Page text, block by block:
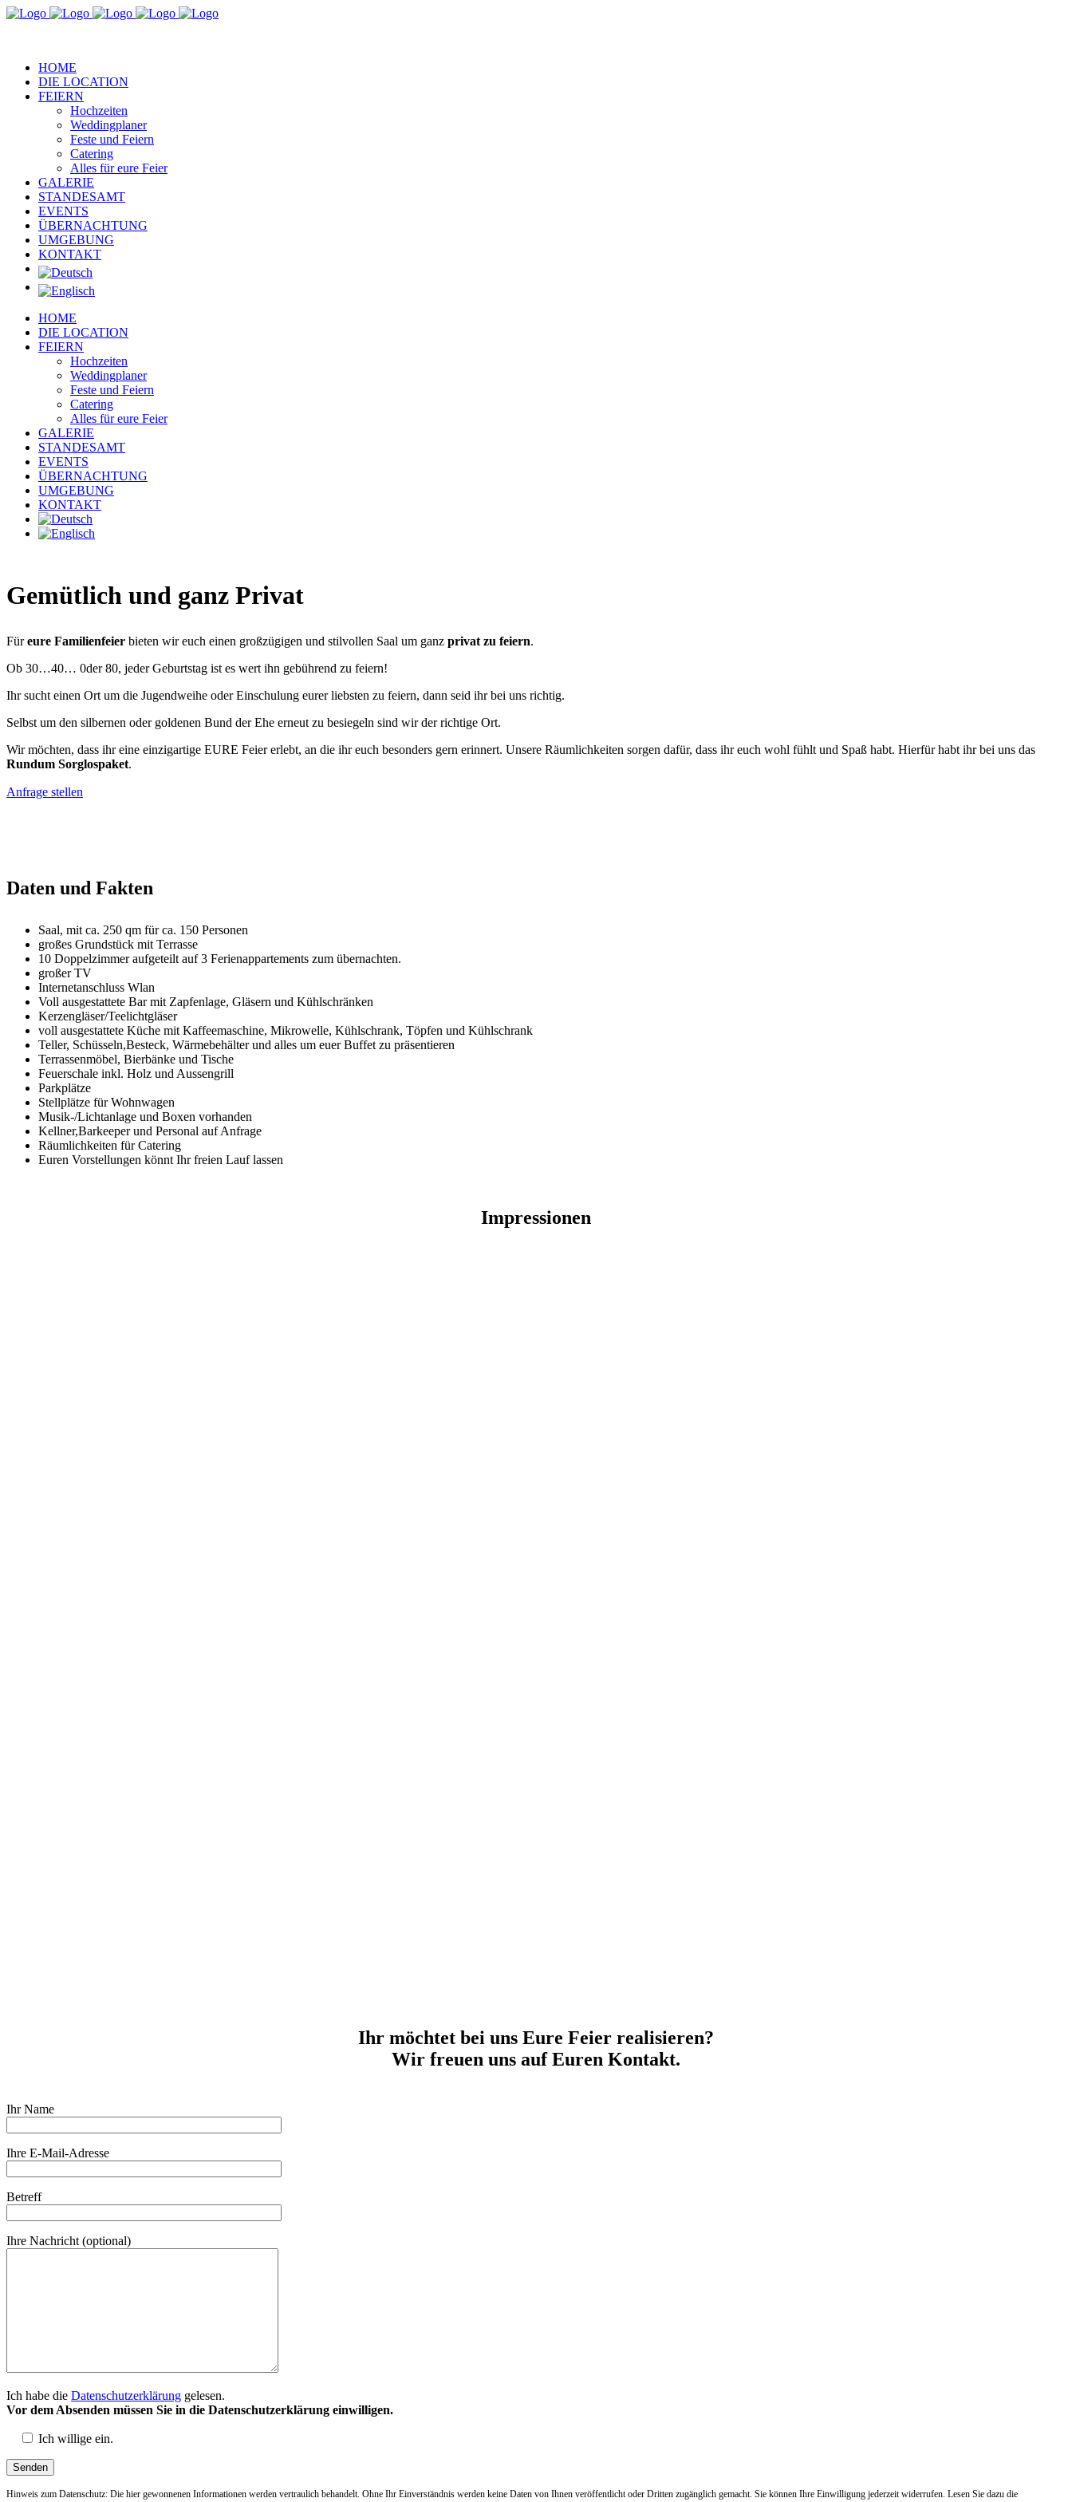
HOME
DIE LOCATION
FEIERN
Hochzeiten
Weddingplaner
Feste und Feiern
Catering
Alles für eure Feier
GALERIE
STANDESAMT
EVENTS
ÜBERNACHTUNG
UMGEBUNG
KONTAKT
HOME
DIE LOCATION
FEIERN
Hochzeiten
Weddingplaner
Feste und Feiern
Catering
Alles für eure Feier
GALERIE
STANDESAMT
EVENTS
ÜBERNACHTUNG
UMGEBUNG
KONTAKT
Gemütlich und ganz Privat
Füreure Familienfeier bieten wir euch einen großzügigen und stilvollen Saal um ganz privat zu feiern.
Ob 30…40… 0der 80, jeder Geburtstag ist es wert ihn gebührend zu feiern!
Ihr sucht einen Ort um die Jugendweihe oder Einschulung eurer liebsten zu feiern, dann seid ihr bei uns richtig.
Selbst um den silbernen oder goldenen Bund der Ehe erneut zu besiegeln sind wir der richtige Ort.
Wir möchten, dass ihr eine einzigartige EURE Feier erlebt, an die ihr euch besonders gern erinnert. Unsere Räumlichkeiten sorgen dafür, dass ihr euch wohl fühlt und Spaß habt. Hierfür habt ihr bei uns das
Rundum Sorglospaket.
Anfrage stellen
Daten und Fakten
Saal, mit ca. 250 qm für ca. 150 Personen
großes Grundstück mit Terrasse
10 Doppelzimmer aufgeteilt auf 3 Ferienappartements zum übernachten.
großer TV
Internetanschluss Wlan
Voll ausgestattete Bar mit Zapfenlage, Gläsern und Kühlschränken
Kerzengläser/Teelichtgläser
voll ausgestattete Küche mit Kaffeemaschine, Mikrowelle, Kühlschrank, Töpfen und Kühlschrank
Teller, Schüsseln,Besteck, Wärmebehälter und alles um euer Buffet zu präsentieren
Terrassenmöbel, Bierbänke und Tische
Feuerschale inkl. Holz und Aussengrill
Parkplätze
Stellplätze für Wohnwagen
Musik-/Lichtanlage und Boxen vorhanden
Kellner,Barkeeper und Personal auf Anfrage
Räumlichkeiten für Catering
Euren Vorstellungen könnt Ihr freien Lauf lassen
Impressionen
Ihr möchtet bei uns Eure Feier realisieren?
Wir freuen uns auf Euren Kontakt.
Ihr Name
Ihre E-Mail-Adresse
Betreff
Ihre Nachricht (optional)
Ich habe die Datenschutzerklärung gelesen.
Vor dem Absenden müssen Sie in die Datenschutzerklärung einwilligen.
Ich willige ein.
Hinweis zum Datenschutz: Die hier gewonnenen Informationen werden vertraulich behandelt. Ohne Ihr Einverständnis werden keine Daten von Ihnen veröffentlicht oder Dritten zugänglich gemacht. Sie können Ihre Einwilligung jederzeit widerrufen. Lesen Sie dazu die